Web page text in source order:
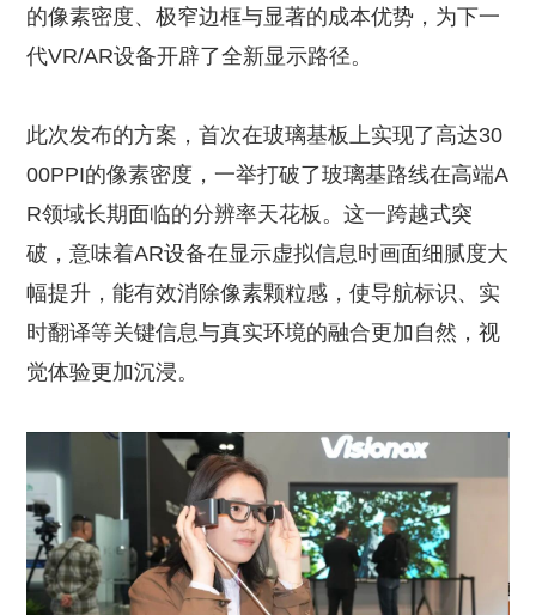
的像素密度、极窄边框与显著的成本优势，为下一
代VR/AR设备开辟了全新显示路径。
此次发布的方案，首次在玻璃基板上实现了高达30
00PPI的像素密度，一举打破了玻璃基路线在高端A
R领域长期面临的分辨率天花板。这一跨越式突
破，意味着AR设备在显示虚拟信息时画面细腻度大
幅提升，能有效消除像素颗粒感，使导航标识、实
时翻译等关键信息与真实环境的融合更加自然，视
觉体验更加沉浸。